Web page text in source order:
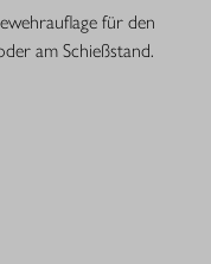
für den
am Schießstand.